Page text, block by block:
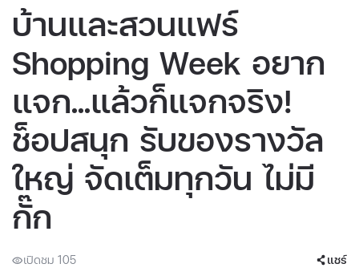
บ้านและสวนแฟร์
Shopping Week อยาก
แจก...แล้วก็แจกจริง!
ช็อปสนุก รับของรางวัล
ใหญ่ จัดเต็มทุกวัน ไม่มี
กั๊ก
เปิดชม 105 แชร์